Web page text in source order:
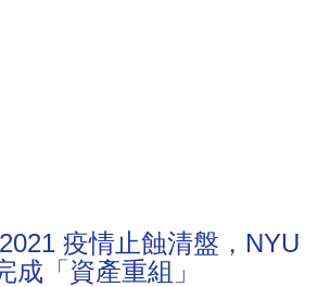
疫情止蝕清盤，NYU
成「資產重組」